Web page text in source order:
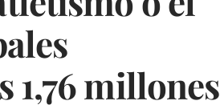
1,76 millones